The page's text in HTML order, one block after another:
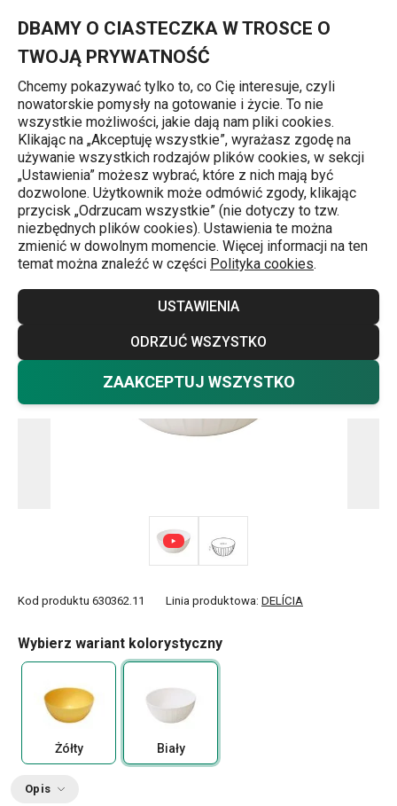
DBAMY O CIASTECZKA W TROSCE O
TWOJĄ PRYWATNOŚĆ
Chcemy pokazywać tylko to, co Cię interesuje, czyli
nowatorskie pomysły na gotowanie i życie. To nie
wszystkie możliwości, jakie dają nam pliki cookies.
Klikając na „Akceptuję wszystkie”, wyrażasz zgodę na
używanie wszystkich rodzajów plików cookies, w sekcji
„Ustawienia” możesz wybrać, które z nich mają być
dozwolone. Użytkownik może odmówić zgody, klikając
przycisk „Odrzucam wszystkie” (nie dotyczy to tzw.
niezbędnych plików cookies). Ustawienia te można
zmienić w dowolnym momencie. Więcej informacji na ten
temat można znaleźć w części Polityka cookies.
USTAWIENIA
ODRZUĆ WSZYSTKO
ZAAKCEPTUJ WSZYSTKO
Miski na ciasto
Misa plastikowa DELÍCIA ø 28 cm,
5.0 l, biały
Kod produktu 630362.11 Linia produktowa: DELÍCIA
Wybierz wariant kolorystyczny
Żółty Biały
Opis